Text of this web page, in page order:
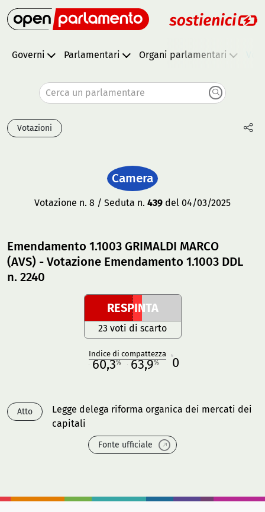
Governi Parlamentari Organi parlamentari
Cerca un parlamentare
Votazioni
Camera
Votazione n. 8 / Seduta n. 439 del 04/03/2025
Emendamento 1.1003 GRIMALDI MARCO
(AVS) - Votazione Emendamento 1.1003 DDL
n. 2240
RESPINTA
23 voti di scarto
Indice di compattezza
60,3% 63,9% 0
Atto
Legge delega riforma organica dei mercati dei
capitali
Fonte ufficiale